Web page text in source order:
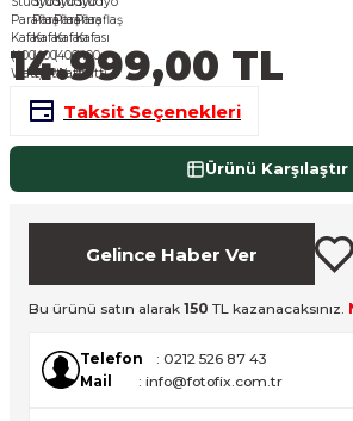
Cihazları
14.999,00 TL
Taksit Seçenekleri
Ürünü Karşılaştır
Gelince Haber Ver
Bu ürünü satın alarak 150 TL kazanacaksınız.
Telefon
: 0212 526 87 43
Mail
: info@fotofix.com.tr